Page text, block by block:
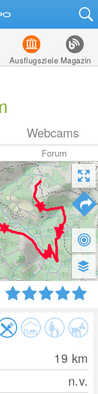
Ausflugsziele Magazin
Webcams
Forum
19 km
n.v.